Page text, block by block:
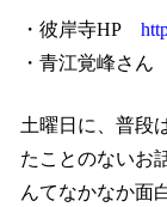
・彼岸寺HP
・青江覚峰さ
土曜日に、普段
たことのないお
んてなかなか面